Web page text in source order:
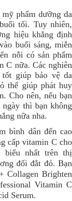
phẩm dưỡng da
tối. Tuy nhiên,
hiệu khẳng định
buổi sáng, miễn
nỗi có sản phẩm
C nữa. Các nghiên
giúp bảo vệ da
thể giúp phát huy
Cho nên, nếu bạn
thì bạn không
nữa nha.
bình dân đến cao
cấp vitamin C cho
biểu nhất trên thị
đối đắt đỏ. Bạn
Collagen Brighten
Vitamin C
Serum.